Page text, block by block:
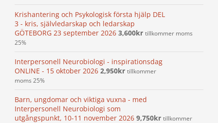
Krishantering och Psykologisk första hjälp DEL
3 - kris, självledarskap och ledarskap
GÖTEBORG 23 september 2026 3,600kr tillkommer moms
25%
Interpersonell Neurobiologi - inspirationsdag
ONLINE - 15 oktober 2026 2,950kr tillkommer
moms 25%
Barn, ungdomar och viktiga vuxna - med
Interpersonell Neurobiologi som
utgångspunkt, 10-11 november 2026 9,750kr tillkommer